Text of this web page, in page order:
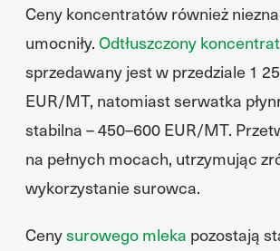
Ceny koncentratów również
umocniły. Odtłuszczony
sprzedawany jest w przedziale 1
EUR/MT, natomiast serwatka
stabilna – 450–600 EUR/MT.
na pełnych mocach, utrzymując
wykorzystanie surowca.
Cenysurowego mleka pozostają